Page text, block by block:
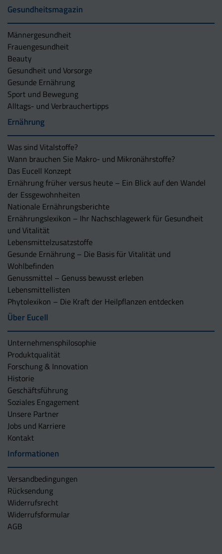
Gesundheitsmagazin
Männergesundheit
Frauengesundheit
Beauty
Gesundheit und Vorsorge
Gesunde Ernährung
Sport und Bewegung
Alltags- und Verbrauchertipps
Ernährung
Was sind Vitalstoffe?
Wann brauchen Sie Makro- und Mikronährstoffe?
Das Eucell Konzept
Ernährung früher versus heute – Ein Blick auf den Wandel
der Essgewohnheiten
Nationale Ernährungsberichte
Ernährungslexikon – Ihr Nachschlagewerk für Gesundheit
und Vitalität
Lebensmittelzusatzstoffe
Gesunde Ernährung – Die Basis für Vitalität und
Wohlbefinden
Genussmittel – Genuss bewusst erleben
Lebensmittellisten
Phytolexikon – Die Kraft der Heilpflanzen entdecken
Über Eucell
Unternehmens­philosophie
Produktqualität
Forschung & Innovation
Historie
Geschäftsführung
Soziales Engagement
Unsere Partner
Jobs und Karriere
Kontakt
Informationen
Versandbedingungen
Rücksendung
Widerrufsrecht
Widerrufsformular
AGB